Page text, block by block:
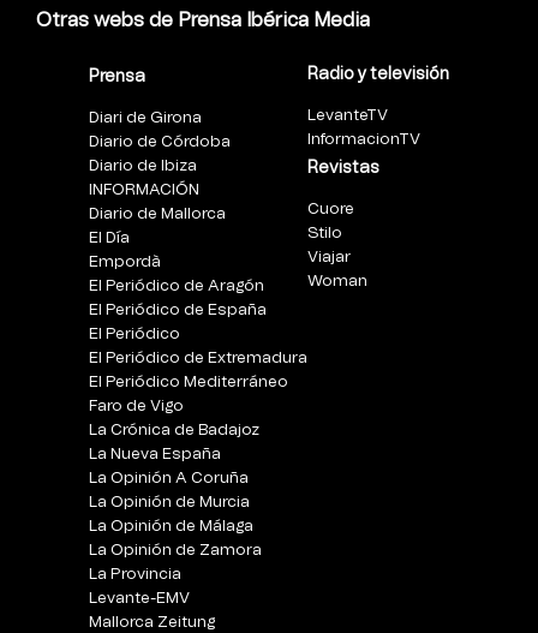
Otras webs de Prensa Ibérica Media
Prensa
Diari de Girona
Diario de Córdoba
Diario de Ibiza
INFORMACIÓN
Diario de Mallorca
El Día
Empordà
El Periódico de Aragón
El Periódico de España
El Periódico
El Periódico de Extremadura
El Periódico Mediterráneo
Faro de Vigo
La Crónica de Badajoz
La Nueva España
La Opinión A Coruña
La Opinión de Murcia
La Opinión de Málaga
La Opinión de Zamora
La Provincia
Levante-EMV
Mallorca Zeitung
Radio y televisión
LevanteTV
InformacionTV
Revistas
Cuore
Stilo
Viajar
Woman